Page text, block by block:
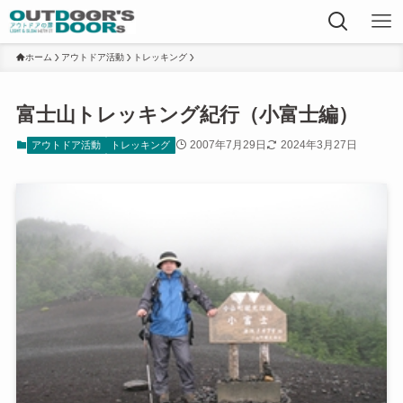
ホーム アウトドア活動 トレッキング
富士山トレッキング紀行（小富士編）
アウトドア活動 トレッキング 2007年7月29日 2024年3月27日